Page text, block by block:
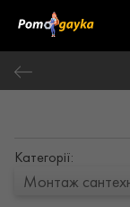
Категорії: